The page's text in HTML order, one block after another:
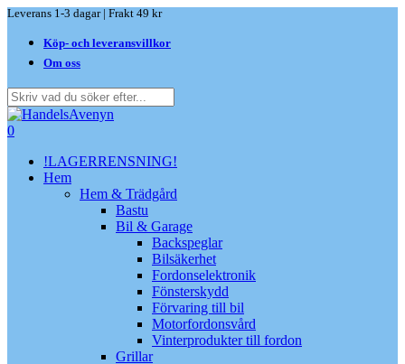
Skip
main
content
Leverans 1-3 dagar | Frakt 49 kr
Köp- och leveransvillkor
Om oss
Close
Search
search
0
!LAGERRENSNING!
Hem
Hem & Trädgård
Bastu
Bil & Garage
Backspeglar
Bilsäkerhet
Fordonselektronik
Fönsterskydd
Förvaring till bil
Motorfordonsvård
Vinterprodukter till fordon
Grillar